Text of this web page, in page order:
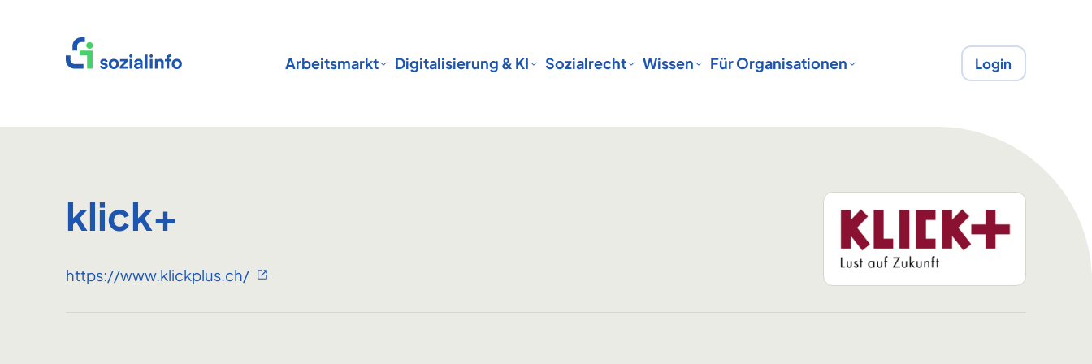
Startseite
Arbeitsmarkt Digitalisierung & KI Sozialrecht Wissen Für Organisationen Login
klick+
https://www.klickplus.ch/